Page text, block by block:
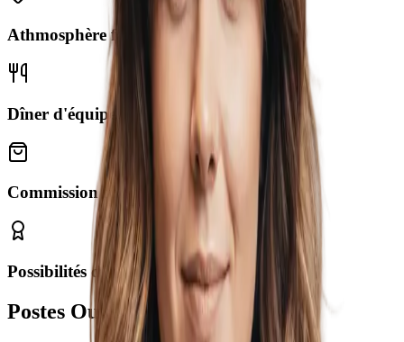
Athmosphère familiale
Dîner d'équipe chaque mois
Commission sur produits
Possibilités d'avancement
Postes Ouverts